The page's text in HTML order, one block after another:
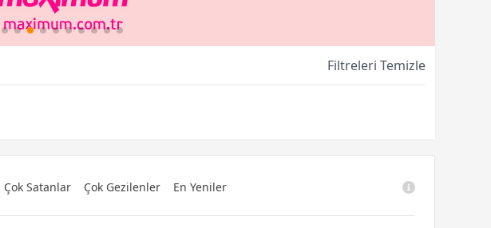
Filtreleri Temizle
Çok Satanlar Çok Gezilenler En Yeniler